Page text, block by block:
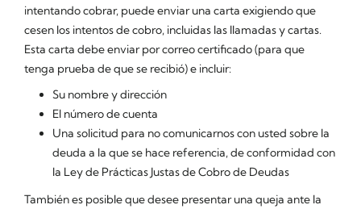
intentando cobrar, puede enviar una carta exigiendo que
cesen los intentos de cobro, incluidas las llamadas y cartas.
Esta carta debe enviar por correo certificado (para que
tenga prueba de que se recibió) e incluir:
Su nombre y dirección
El número de cuenta
Una solicitud para no comunicarnos con usted sobre la
deuda a la que se hace referencia, de conformidad con
la Ley de Prácticas Justas de Cobro de Deudas
También es posible que desee presentar una queja ante la